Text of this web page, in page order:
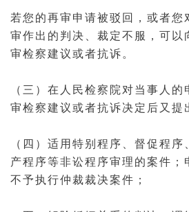
若您的再审申请被驳回，或者您
审作出的判决、裁定不服，可以
审检察建议或者抗诉。
（三）在人民检察院对当事人
审检察建议或者抗诉决定后又提
（四）适用特别程序、督促程序
产程序等非讼程序审理的案件；
不予执行仲裁裁决案件；